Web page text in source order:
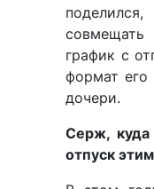
график с
формат его
дочери.
Серж,
отпуск